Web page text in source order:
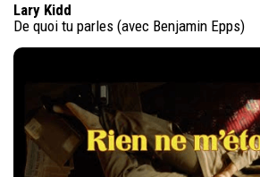
Lary Kidd
De quoi tu parles (avec Benjamin Epps)